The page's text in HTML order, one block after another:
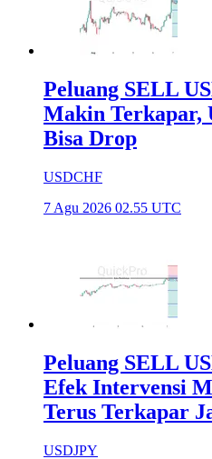
Peluang SELL
Makin Terkapar,
Bisa Drop
USDCHF
7 Agu 2026 02.55 UTC
Peluang SELL
Efek Intervensi
Terus Terkapar
USDJPY